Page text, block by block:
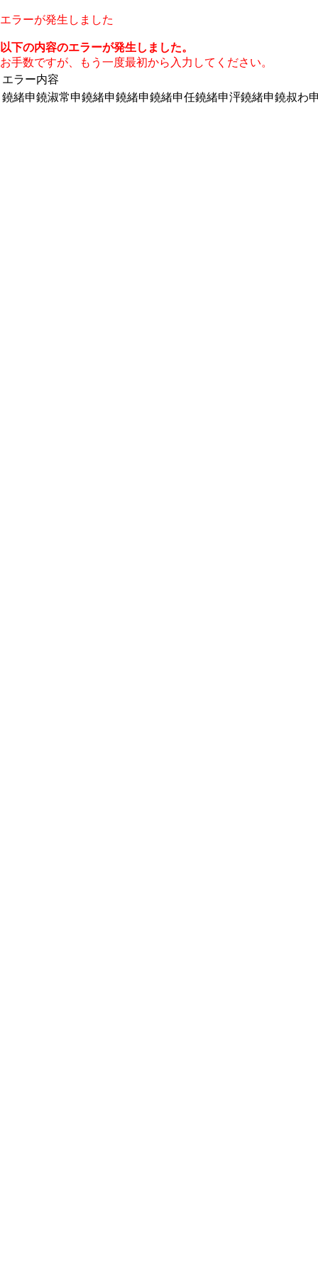
エラーが発生しました
以下の内容のエラーが発生しました。
お手数ですが、もう一度最初から入力してください。
エラー内容
鐃緒申鐃淑常申鐃緒申鐃緒申鐃緒申任鐃緒申泙鐃緒申鐃叔わ